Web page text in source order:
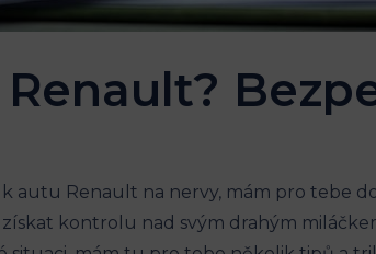
autu Renault na ⁢nervy, ‌mám pro tebe
‍kontrolu‌ nad ⁢svým drahým